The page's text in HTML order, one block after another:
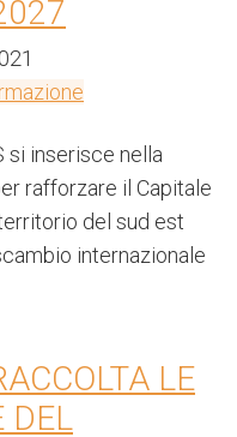
si inserisce nella
rafforzare il Capitale
del sud est
internazionale
LE
DEL